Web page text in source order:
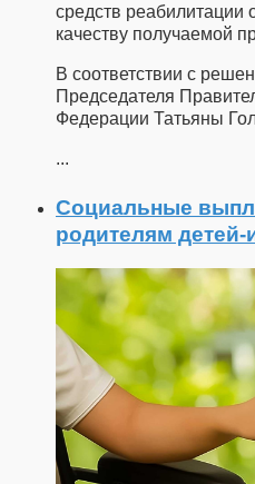
средств реабилитации
качеству получаемой
В соответствии с
Председателя
Федерации Татьяны
...
Социальные
родителям